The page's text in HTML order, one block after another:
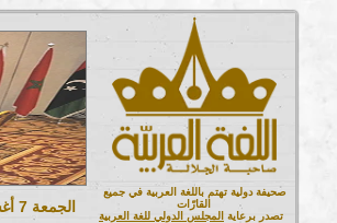
صحيفة دولية تهتم باللغة العربية في جميع
القارّات
تصدر برعاية
المجلس الدولي للغة العربية